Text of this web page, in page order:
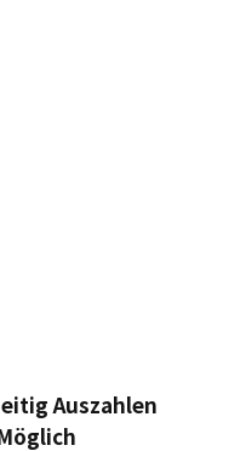
Auszahlen